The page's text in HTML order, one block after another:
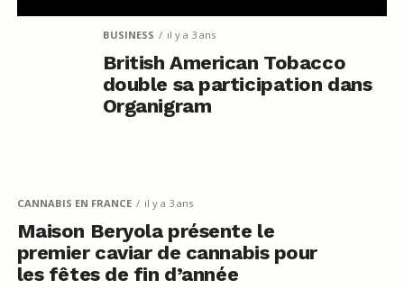
BUSINESS il y a 3 ans
British American Tobacco
double sa participation dans
Organigram
CANNABIS EN FRANCE il y a 3 ans
Maison Beryola présente le
premier caviar de cannabis pour
les fêtes de fin d’année